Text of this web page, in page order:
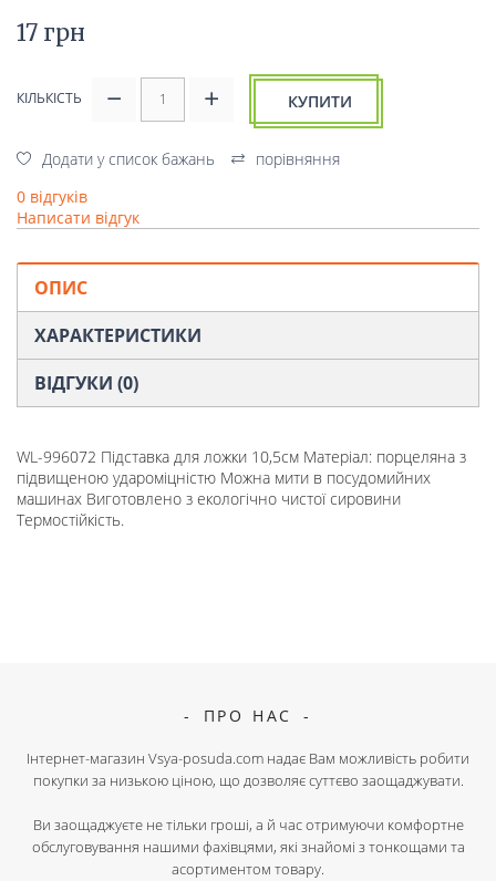
17 грн
КІЛЬКІСТЬ КУПИТИ
Додати у список бажань
порівняння
0 відгуків
Написати відгук
ОПИС
ХАРАКТЕРИСТИКИ
ВІДГУКИ (0)
WL-996072 Підставка для ложки 10,5см Матеріал: порцеляна з
підвищеною удароміцністю Можна мити в посудомийних
машинах Виготовлено з екологічно чистої сировини
Термостійкість.
ПРО НАС
Інтернет-магазин Vsya-posuda.com надає Вам можливість робити
покупки за низькою ціною, що дозволяє суттєво заощаджувати.
Ви заощаджуєте не тільки гроші, а й час отримуючи комфортне
обслуговування нашими фахівцями, які знайомі з тонкощами та
асортиментом товару.